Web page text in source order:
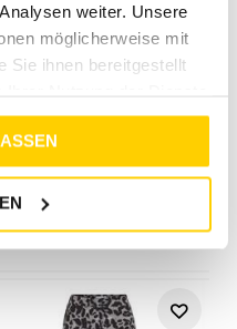
weiter. Unsere
möglicherweise mit
Sie ihnen bereitgestellt
VIRILEY RW PANTS TRUE BLUE